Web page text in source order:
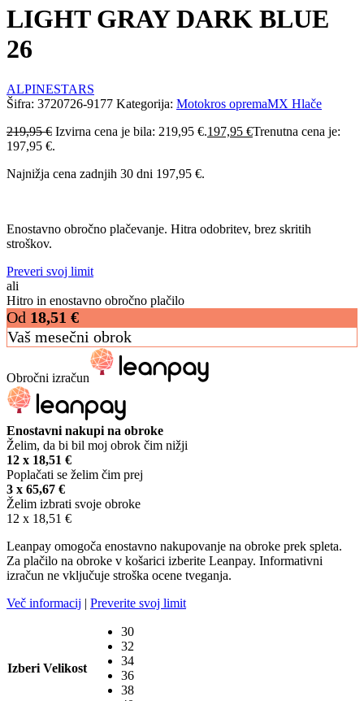
LIGHT GRAY DARK BLUE
26
ALPINESTARS
Šifra: 3720726-9177 Kategorija: Motokros opremaMX Hlače
219,95€ Izvirna cena je bila: 219,95 €.197,95 €Trenutna cena je:
197,95 €.
Najnižja cena zadnjih 30 dni 197,95 €.
Enostavno obročno plačevanje. Hitra odobritev, brez skritih
stroškov.
Preveri svoj limit
ali
Hitro in enostavno obročno plačilo
Od 18,51 €
Vaš mesečni obrok
Obročni izračun
Enostavni nakupi na obroke
Želim, da bi bil moj obrok čim nižji
12 x 18,51 €
Poplačati se želim čim prej
3 x 65,67 €
Želim izbrati svoje obroke
12 x 18,51 €
Leanpay omogoča enostavno nakupovanje na obroke prek spleta.
Za plačilo na obroke v košarici izberite Leanpay. Informativni
izračun ne vključuje stroška ocene tveganja.
Več informacij | Preverite svoj limit
Izberi Velikost
30
32
34
36
38